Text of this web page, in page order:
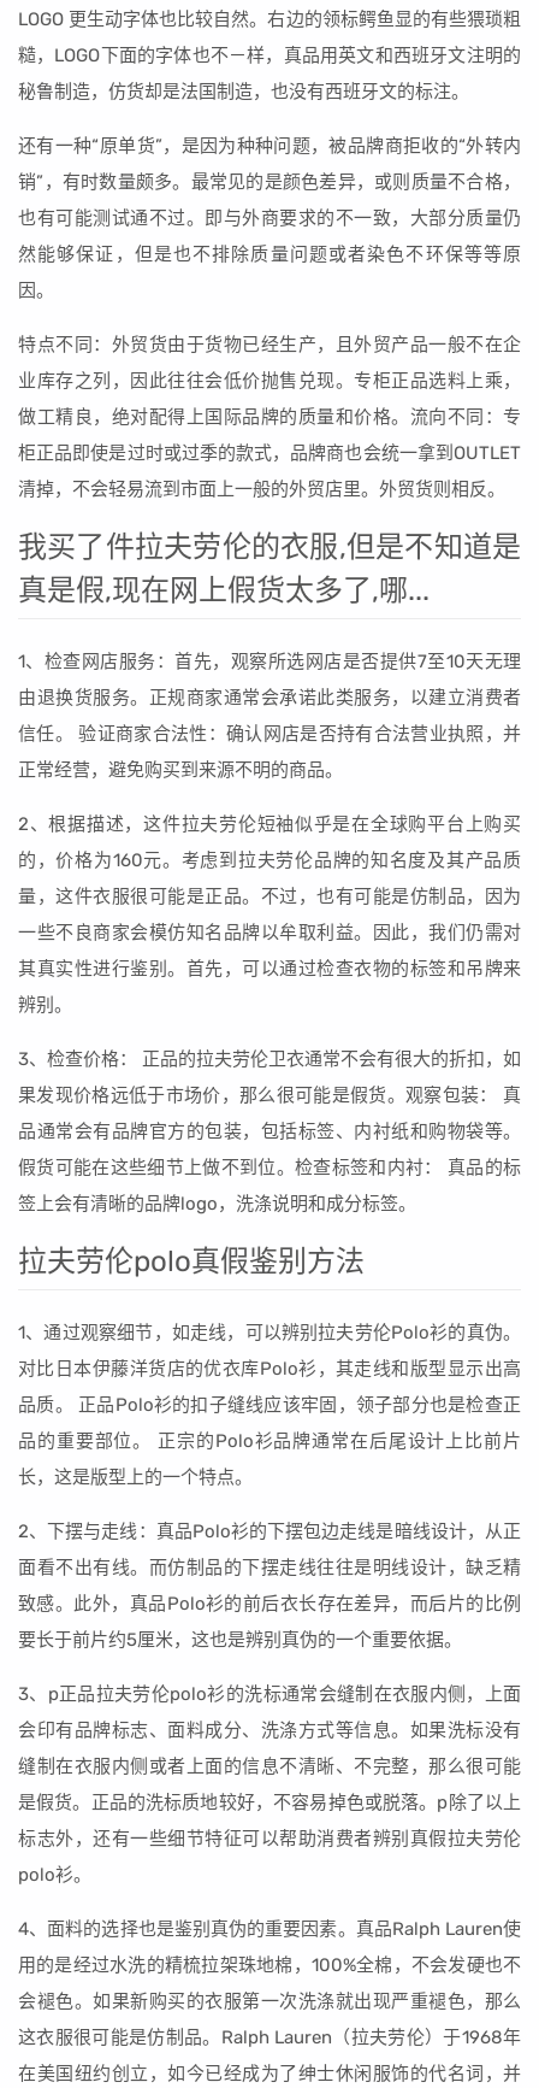
LOGO 更生动字体也比较自然。右边的领标鳄鱼显的有些猥琐粗
糙，LOGO下面的字体也不－样，真品用英文和西班牙文注明的
秘鲁制造，仿货却是法国制造，也没有西班牙文的标注。
还有一种“原单货”，是因为种种问题，被品牌商拒收的“外转内
销”，有时数量颇多。最常见的是颜色差异，或则质量不合格，
也有可能测试通不过。即与外商要求的不一致，大部分质量仍
然能够保证，但是也不排除质量问题或者染色不环保等等原
因。
特点不同：外贸货由于货物已经生产，且外贸产品一般不在企
业库存之列，因此往往会低价抛售兑现。专柜正品选料上乘，
做工精良，绝对配得上国际品牌的质量和价格。流向不同：专
柜正品即使是过时或过季的款式，品牌商也会统一拿到OUTLET
清掉，不会轻易流到市面上一般的外贸店里。外贸货则相反。
我买了件拉夫劳伦的衣服,但是不知道是
真是假,现在网上假货太多了,哪...
1、检查网店服务：首先，观察所选网店是否提供7至10天无理
由退换货服务。正规商家通常会承诺此类服务，以建立消费者
信任。 验证商家合法性：确认网店是否持有合法营业执照，并
正常经营，避免购买到来源不明的商品。
2、根据描述，这件拉夫劳伦短袖似乎是在全球购平台上购买
的，价格为160元。考虑到拉夫劳伦品牌的知名度及其产品质
量，这件衣服很可能是正品。不过，也有可能是仿制品，因为
一些不良商家会模仿知名品牌以牟取利益。因此，我们仍需对
其真实性进行鉴别。首先，可以通过检查衣物的标签和吊牌来
辨别。
3、检查价格： 正品的拉夫劳伦卫衣通常不会有很大的折扣，如
果发现价格远低于市场价，那么很可能是假货。观察包装： 真
品通常会有品牌官方的包装，包括标签、内衬纸和购物袋等。
假货可能在这些细节上做不到位。检查标签和内衬： 真品的标
签上会有清晰的品牌logo，洗涤说明和成分标签。
拉夫劳伦polo真假鉴别方法
1、通过观察细节，如走线，可以辨别拉夫劳伦Polo衫的真伪。
对比日本伊藤洋货店的优衣库Polo衫，其走线和版型显示出高
品质。 正品Polo衫的扣子缝线应该牢固，领子部分也是检查正
品的重要部位。 正宗的Polo衫品牌通常在后尾设计上比前片
长，这是版型上的一个特点。
2、下摆与走线：真品Polo衫的下摆包边走线是暗线设计，从正
面看不出有线。而仿制品的下摆走线往往是明线设计，缺乏精
致感。此外，真品Polo衫的前后衣长存在差异，而后片的比例
要长于前片约5厘米，这也是辨别真伪的一个重要依据。
3、p正品拉夫劳伦polo衫的洗标通常会缝制在衣服内侧，上面
会印有品牌标志、面料成分、洗涤方式等信息。如果洗标没有
缝制在衣服内侧或者上面的信息不清晰、不完整，那么很可能
是假货。正品的洗标质地较好，不容易掉色或脱落。p除了以上
标志外，还有一些细节特征可以帮助消费者辨别真假拉夫劳伦
polo衫。
4、面料的选择也是鉴别真伪的重要因素。真品Ralph Lauren使
用的是经过水洗的精梳拉架珠地棉，100%全棉，不会发硬也不
会褪色。如果新购买的衣服第一次洗涤就出现严重褪色，那么
这衣服很可能是仿制品。Ralph Lauren（拉夫劳伦）于1968年
在美国纽约创立，如今已经成为了绅士休闲服饰的代名词，并